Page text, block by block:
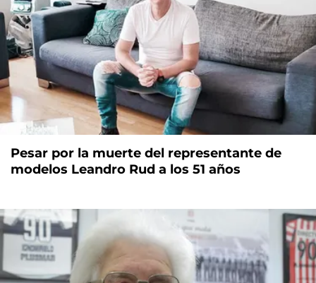
Pesar por la muerte del representante de
modelos Leandro Rud a los 51 años